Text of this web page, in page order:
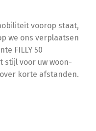
voorop staat,
we ons verplaatsen
FILLY 50
stijl voor uw woon-
korte afstanden.